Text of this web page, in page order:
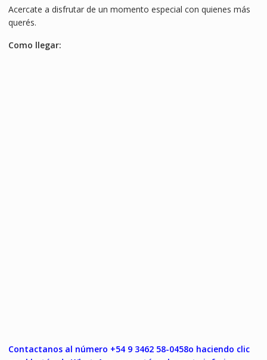
Acercate a disfrutar de un momento especial con quienes más
querés.
Como llegar:
Contactanos al número +54 9 3462 58-0458o haciendo clic